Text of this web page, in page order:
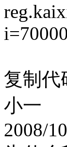
复制代
小一
2008/